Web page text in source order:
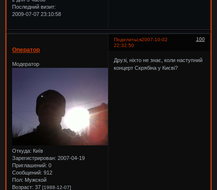
Последний визит:
2009-07-07 23:10:58
Поделиться 100
2007-10-02
22:32:50
Оператор
Модератор
Откуда: Київ
Зарегистрирован: 2007-04-19
Приглашений: 0
Сообщений: 912
Пол: Мужской
Возраст: 37[1988-12-07]
Друзі, ніхто не знає, коли наступний
концерт Скрябіна у Києві?